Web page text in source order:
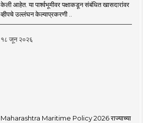
केली आहेत. या पार्श्वभूमीवर पक्षाकडून संबंधित खासदारांवर
व्हीपचे उल्लंघन केल्याप्रकरणी ..
१८ जून २०२६
Maharashtra Maritime Policy 2026 राज्याच्या